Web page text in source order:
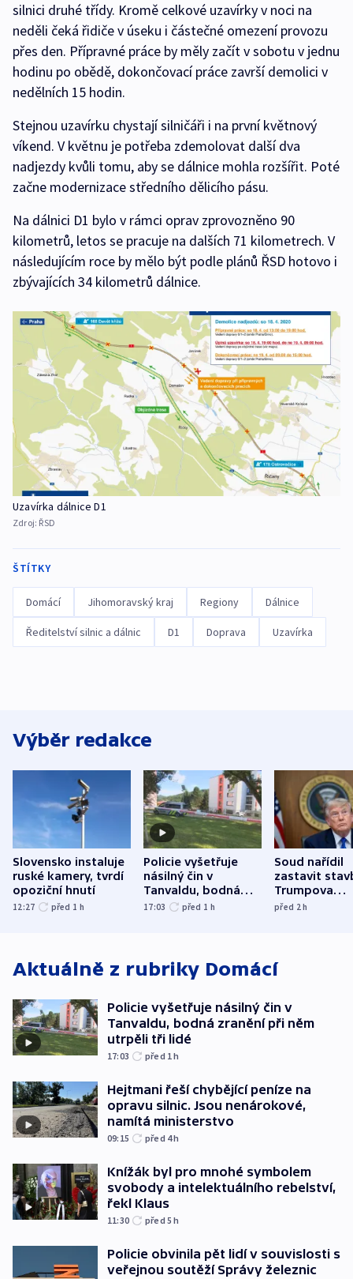
silnici druhé třídy. Kromě celkové uzavírky v noci na
neděli čeká řidiče v úseku i částečné omezení provozu
přes den. Přípravné práce by měly začít v sobotu v jednu
hodinu po obědě, dokončovací práce završí demolici v
nedělních 15 hodin.
Stejnou uzavírku chystají silničáři i na první květnový
víkend. V květnu je potřeba zdemolovat další dva
nadjezdy kvůli tomu, aby se dálnice mohla rozšířit. Poté
začne modernizace středního dělicího pásu.
Na dálnici D1 bylo v rámci oprav zprovozněno 90
kilometrů, letos se pracuje na dalších 71 kilometrech. V
následujícím roce by mělo být podle plánů ŘSD hotovo i
zbývajících 34 kilometrů dálnice.
Uzavírka dálnice D1
Zdroj: ŘSD
ŠTÍTKY
Domácí Jihomoravský kraj Regiony Dálnice
Ředitelství silnic a dálnic D1 Doprava Uzavírka
Výběr redakce
Slovensko instaluje
ruské kamery, tvrdí
opoziční hnutí
12:27 před 1 h
Policie vyšetřuje
násilný čin v
Tanvaldu, bodná
zranění při něm
17:03 před 1 h
Soud nařídil
zastavit
Trumpova
tanečního
před 2h
Aktuálně z rubriky Domácí
Policie vyšetřuje násilný čin v
Tanvaldu, bodná zranění při něm
utrpěli tři lidé
17:03 před 1h
Hejtmani řeší chybějící peníze na
opravu silnic. Jsou nenárokové,
namítá ministerstvo
09:15 před 4h
Knížák byl pro mnohé symbolem
svobody a intelektuálního rebelství,
řekl Klaus
11:30 před 5h
Policie obvinila pět lidí v souvislosti s
veřejnou soutěží Správy železnic